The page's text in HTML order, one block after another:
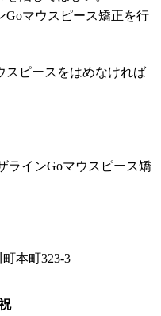
Goマウスピース矯正を行
スピースをはめなければ
ラインGoマウスピース矯
本町323-3